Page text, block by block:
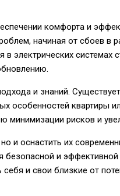
комфорта и
начиная от сбоев в
электрических системах
и знаний.
особенностей квартиры
минимизации рисков и
и оснастить их
и
и свои близкие от